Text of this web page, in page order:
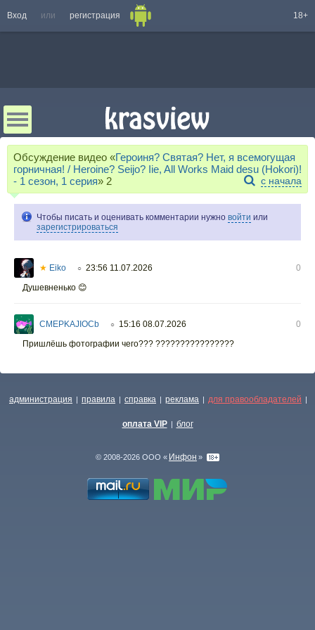
Вход или регистрация 18+
Обсуждение видео «Героиня? Святая? Нет, я всемогущая
горничная! / Heroine? Seijo? Iie, All Works Maid desu (Hokori)!
- 1 сезон, 1 серия» 2 с начала
Чтобы писать и оценивать комментарии нужно войти или
зарегистрироваться
★ Eiko ○ 23:56 11.07.2026
0
Душевненько 😊
CMEPKAJIOCb ○ 15:16 08.07.2026
0
Пришлёшь фотографии чего??? ????????????????
администрация | правила | справка | реклама | для правообладателей |
оплата VIP | блог
© 2008-2026 ООО « Инфон »